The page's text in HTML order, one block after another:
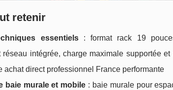
retenir
essentiels: format rack 19 pouces
réseau intégrée, charge maximale supportée
achat direct professionnel France performante
baie murale et mobile : baie murale pour